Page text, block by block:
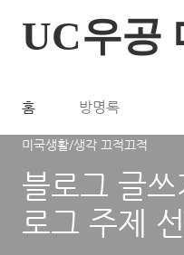
UC우공
홈 방명록
미국생활/생각 끄적끄적
블로그 글
로그 주제